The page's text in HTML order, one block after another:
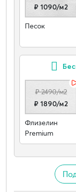
₽ 1090/м2
Песок
₽ 2490/м2
₽ 1890/м2
Флизелин
Premium